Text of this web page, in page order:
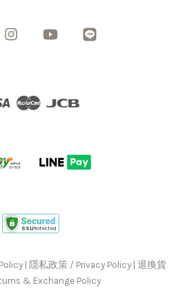
Instagram YouTube
Visa Master
隱私政策 / Privacy Policy 退換貨
& Exchange Policy